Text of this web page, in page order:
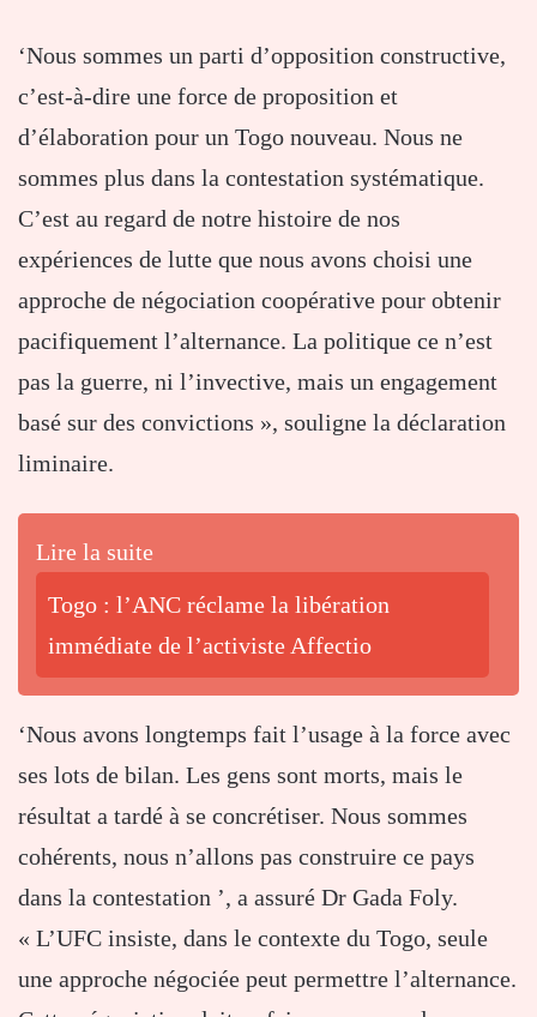
‘Nous sommes un parti d’opposition constructive,
c’est-à-dire une force de proposition et
d’élaboration pour un Togo nouveau. Nous ne
sommes plus dans la contestation systématique.
C’est au regard de notre histoire de nos
expériences de lutte que nous avons choisi une
approche de négociation coopérative pour obtenir
pacifiquement l’alternance. La politique ce n’est
pas la guerre, ni l’invective, mais un engagement
basé sur des convictions », souligne la déclaration
liminaire.
Lire la suite
Togo : l’ANC réclame la libération
immédiate de l’activiste Affectio
‘Nous avons longtemps fait l’usage à la force avec
ses lots de bilan. Les gens sont morts, mais le
résultat a tardé à se concrétiser. Nous sommes
cohérents, nous n’allons pas construire ce pays
dans la contestation ’, a assuré Dr Gada Foly.
« L’UFC insiste, dans le contexte du Togo, seule
une approche négociée peut permettre l’alternance.